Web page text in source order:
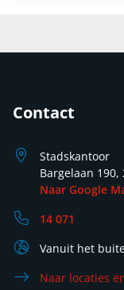
Contact
Stadskantoor
Bargelaan 190,
Naar Google
14 071
Vanuit het
Naar locaties